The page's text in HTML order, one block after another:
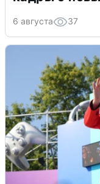
6 августа 37